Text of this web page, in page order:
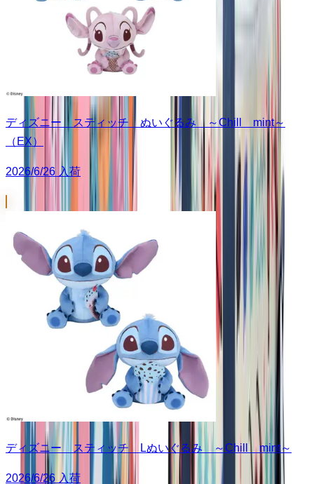
ディズニー スティッチ ぬいぐるみ ～Chill mint～
（EX）
2026/6/26 入荷
ディズニー スティッチ Lぬいぐるみ ～Chill mint～
2026/6/26 入荷